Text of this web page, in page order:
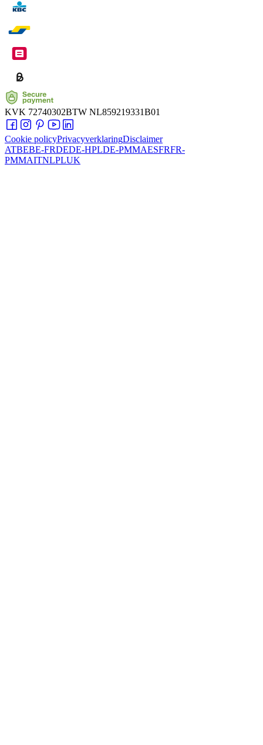
KVK 72740302BTW NL859219331B01
Cookie policyPrivacyverklaringDisclaimer
ATBEBE-FRDEDE-HPLDE-PMMAESFRFR-
PMMAITNLPLUK